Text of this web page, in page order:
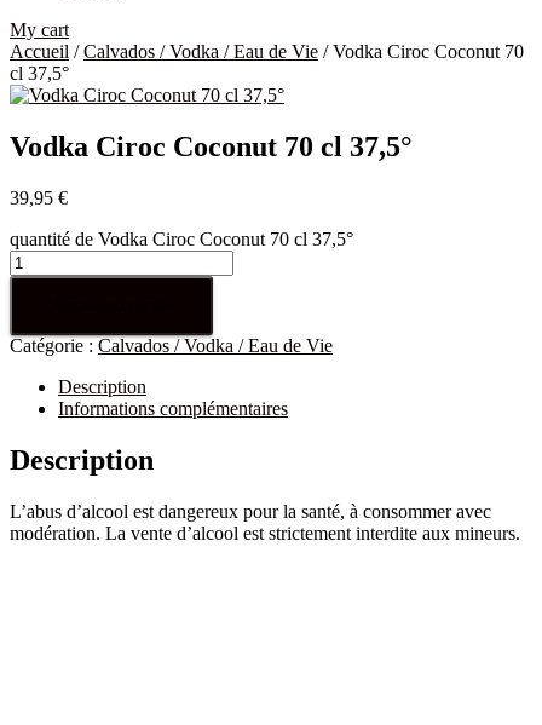
My cart
Accueil /Calvados / Vodka / Eau de Vie / Vodka Ciroc Coconut 70
cl 37,5°
Vodka Ciroc Coconut 70 cl 37,5°
39,95 €
quantité de Vodka Ciroc Coconut 70 cl 37,5°
Catégorie : Calvados / Vodka / Eau de Vie
Description
Informations complémentaires
Description
L’abus d’alcool est dangereux pour la santé, à consommer avec
modération. La vente d’alcool est strictement interdite aux mineurs.